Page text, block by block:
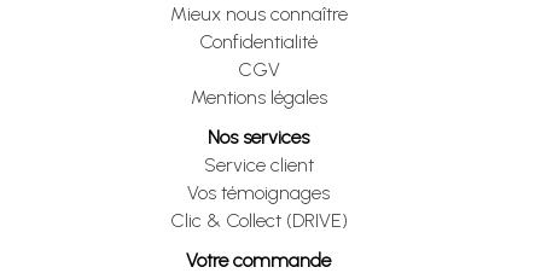
Mieux nous connaître
Confidentialité
CGV
Mentions légales
Nos services
Service client
Vos témoignages
Clic & Collect (DRIVE)
Votre commande